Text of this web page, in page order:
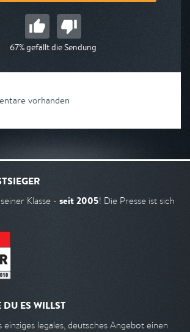
67% gefällt die Sendung
vorhanden
Klasse - seit 2005! Die Presse ist sich
ES WILLST
einziges legales, deutsches Angebot einen